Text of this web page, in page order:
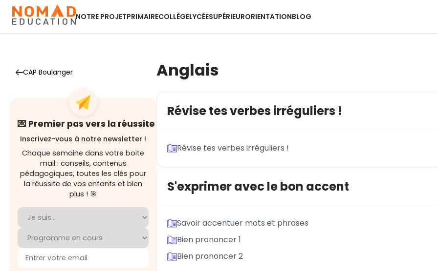
NOTRE PROJETPRIMAIRECOLLÈGELYCÉESUPÉRIEURORIENTATIONBLOG
CAP Boulanger
💌 Premier pas vers la réussite
Inscrivez-vous à notre newsletter !
Chaque semaine dans votre boite
mail : conseils, contenus
pédagogiques, toutes les clés pour
la réussite de vos enfants et bien
plus ! 🎯
Anglais
Révise tes verbes irréguliers !
Révise tes verbes irréguliers !
S'exprimer avec le bon accent
Savoir accentuer mots et phrases
Bien prononcer 1
Bien prononcer 2